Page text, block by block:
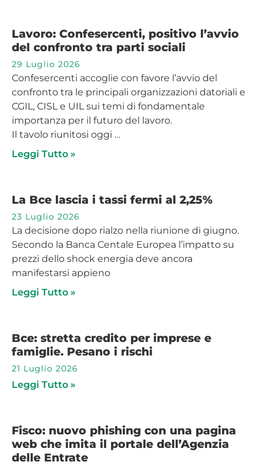
Lavoro: Confesercenti, positivo l’avvio
del confronto tra parti sociali
29 Luglio 2026
Confesercenti accoglie con favore l’avvio del
confronto tra le principali organizzazioni datoriali e
CGIL, CISL e UIL sui temi di fondamentale
importanza per il futuro del lavoro.
Il tavolo riunitosi oggi …
Leggi Tutto »
La Bce lascia i tassi fermi al 2,25%
23 Luglio 2026
La decisione dopo rialzo nella riunione di giugno.
Secondo la Banca Centale Europea l’impatto su
prezzi dello shock energia deve ancora
manifestarsi appieno
Leggi Tutto »
Bce: stretta credito per imprese e
famiglie. Pesano i rischi
21 Luglio 2026
Leggi Tutto »
Fisco: nuovo phishing con una pagina
web che imita il portale dell’Agenzia
delle Entrate